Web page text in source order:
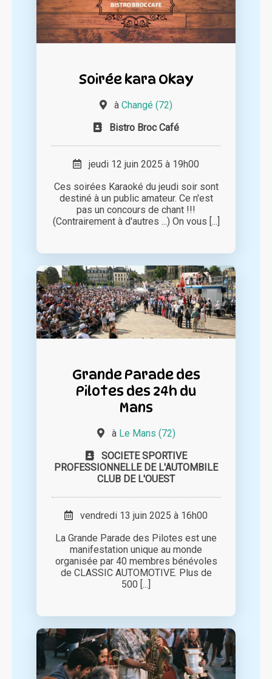
Soirée kara Okay
à Changé (72)
Bistro Broc Café
jeudi 12 juin 2025 à 19h00
Ces soirées Karaoké du jeudi soir sont
destiné à un public amateur. Ce n'est
pas un concours de chant !!!
(Contrairement à d'autres ...) On vous [...]
Grande Parade des
Pilotes des 24h du
Mans
à Le Mans (72)
SOCIETE SPORTIVE
PROFESSIONNELLE DE L'AUTOMBILE
CLUB DE L'OUEST
vendredi 13 juin 2025 à 16h00
La Grande Parade des Pilotes est une
manifestation unique au monde
organisée par 40 membres bénévoles
de CLASSIC AUTOMOTIVE. Plus de
500 [...]